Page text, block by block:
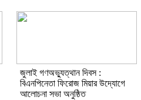
জুলাই গণঅভ্যুত্থান দিবস :
বিএনপিনেতা ফিরোজ মিয়ার উদ্যোগে
আলোচনা সভা অনুষ্ঠিত